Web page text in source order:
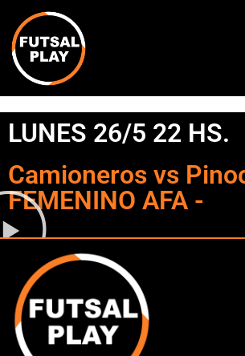
LUNES 26/5 22 HS.
Camioneros vs
FEMENINO AFA -